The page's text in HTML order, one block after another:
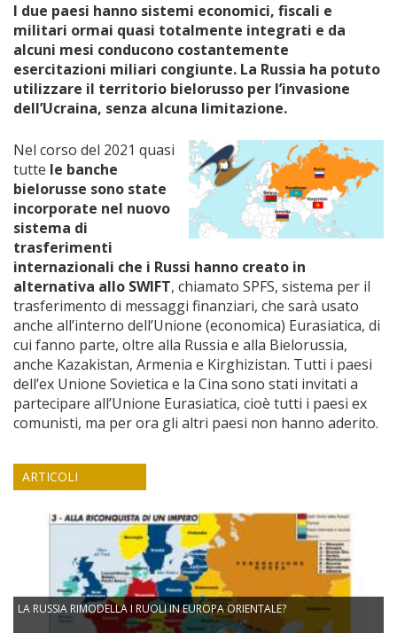
I due paesi hanno sistemi economici, fiscali e
militari ormai quasi totalmente integrati e da
alcuni mesi conducono costantemente
esercitazioni miliari congiunte. La Russia ha potuto
utilizzare il territorio bielorusso per l’invasione
dell’Ucraina, senza alcuna limitazione.
Nel corso del 2021 quasi
tutte le banche
bielorusse sono state
incorporate nel nuovo
sistema di
trasferimenti
internazionali che i Russi hanno creato in
alternativa allo SWIFT, chiamato SPFS, sistema per il
trasferimento di messaggi finanziari, che sarà usato
anche all’interno dell’Unione (economica) Eurasiatica, di
cui fanno parte, oltre alla Russia e alla Bielorussia,
anche Kazakistan, Armenia e Kirghizistan. Tutti i paesi
dell’ex Unione Sovietica e la Cina sono stati invitati a
partecipare all’Unione Eurasiatica, cioè tutti i paesi ex
comunisti, ma per ora gli altri paesi non hanno aderito.
ARTICOLI
LA RUSSIA RIMODELLA I RUOLI IN EUROPA ORIENTALE?